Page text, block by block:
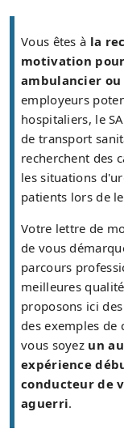
Vous êtes à la
motivation
ambulancier ou
employeurs
hospitaliers, le
de transport
recherchent des
les situations
patients lors de
Votre lettre de
de vous
parcours
meilleures
proposons ici
des exemples de
vous soyez un
expérience
conducteur de
aguerri.